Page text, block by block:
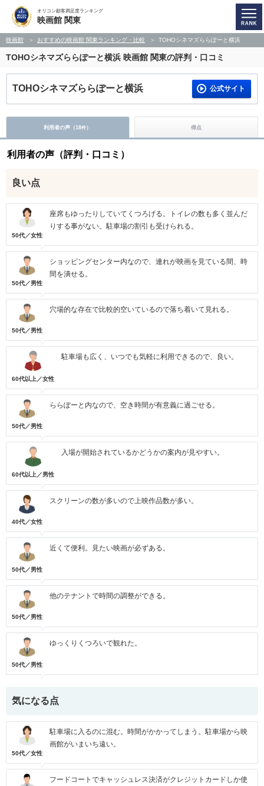
オリコン顧客満足度ランキング
映画館 関東
映画館 おすすめの映画館 関東ランキング・比較 TOHOシネマズららぽーと横浜
TOHOシネマズららぽーと横浜 映画館 関東の評判・口コミ
TOHOシネマズららぽーと横浜 公式サイト
利用者の声（18件） 得点
利用者の声（評判・口コミ）
良い点
50代／女性
座席もゆったりしていてくつろげる。トイレの数も多く並んだ
りする事がない。駐車場の割引も受けられる。
50代／男性
ショッピングセンター内なので、連れが映画を見ている間、時
間を潰せる。
50代／男性
穴場的な存在で比較的空いているので落ち着いて見れる。
60代以上／女性
駐車場も広く、いつでも気軽に利用できるので、良い。
50代／男性
ららぽーと内なので、空き時間が有意義に過ごせる。
60代以上／男性
入場が開始されているかどうかの案内が見やすい。
40代／女性
スクリーンの数が多いので上映作品数が多い。
50代／男性
近くて便利。見たい映画が必ずある。
50代／男性
他のテナントで時間の調整ができる。
50代／男性
ゆっくりくつろいで観れた。
気になる点
50代／女性
駐車場に入るのに混む。時間がかかってしまう。駐車場から映
画館がいまいち遠い。
フードコートでキャッシュレス決済がクレジットカードしか使